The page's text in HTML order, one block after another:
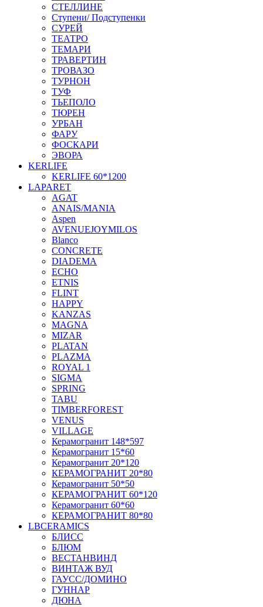
СТЕЛЛИНЕ
Ступени/ Подступенки
СУРЕЙ
ТЕАТРО
ТЕМАРИ
ТРАВЕРТИН
ТРОВАЗО
ТУРНОН
ТУФ
ТЬЕПОЛО
ТЮРЕН
УРБАН
ФАРУ
ФОСКАРИ
ЭВОРА
KERLIFE
KERLIFE 60*1200
LAPARET
AGAT
ANAIS/MANIA
Aspen
AVENUEJOYMILOS
Blanco
CONCRETE
DIADEMA
ECHO
ETNIS
FLINT
HAPPY
KANZAS
MAGNA
MIZAR
PLATAN
PLAZMA
ROYAL 1
SIGMA
SPRING
TABU
TIMBERFOREST
VENUS
VILLAGE
Керамогранит 148*597
Керамогранит 15*60
Керамогранит 20*120
КЕРАМОГРАНИТ 20*80
Керамогранит 50*50
КЕРАМОГРАНИТ 60*120
Керамогранит 60*60
КЕРАМОГРАНИТ 80*80
LBCERAMICS
БЛИСС
БЛЮМ
ВЕСТАНВИНД
ВИНТАЖ ВУД
ГАУСС/ДОМИНО
ГУННАР
ДЮНА